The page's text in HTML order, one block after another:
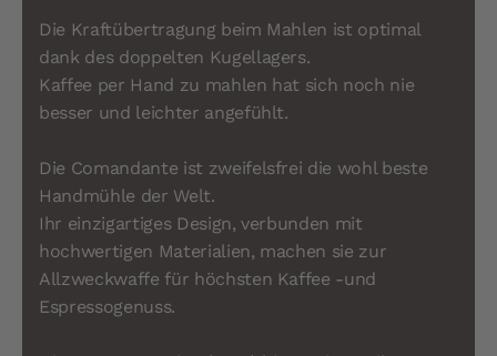
Die Kraftübertragung beim Mahlen ist optimal
dank des doppelten Kugellagers.
Kaffee per Hand zu mahlen hat sich noch nie
besser und leichter angefühlt.
Die Comandante ist zweifelsfrei die wohl beste
Handmühle der Welt.
Ihr einzigartiges Design, verbunden mit
hochwertigen Materialien, machen sie zur
Allzweckwaffe für höchsten Kaffee -und
Espressogenuss.